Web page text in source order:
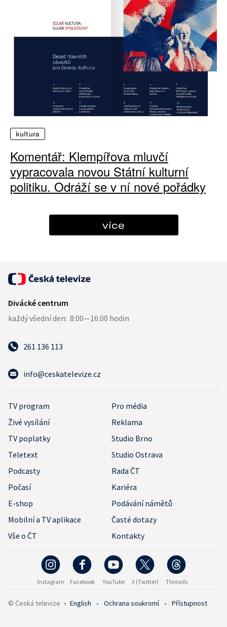
kultura
Komentář: Klempířova mluvčí
vypracovala novou Státní kulturní
politiku. Odráží se v ní nové pořádky
více
261 136 113
info@ceskatelevize.cz
TV program
Pro média
Živé vysílání
Reklama
TV poplatky
Studio Brno
Teletext
Studio Ostrava
Podcasty
Rada ČT
Počasí
Kariéra
E-shop
Podávání námětů
Mobilní a TV aplikace
Časté dotazy
Vše o ČT
Kontakty
Instagram Facebook YouTube X (Twitter) Threads
© Česká televize • English • Ochrana soukromí • Přístupnost